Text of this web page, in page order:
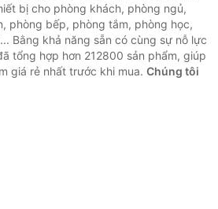
bị cho phòng khách, phòng ngủ,
phòng bếp, phòng tắm, phòng học,
Bằng khả năng sẵn có cùng sự nỗ lực
tổng hợp hơn 212800 sản phẩm, giúp
giá rẻ nhất trước khi mua. Chúng tôi